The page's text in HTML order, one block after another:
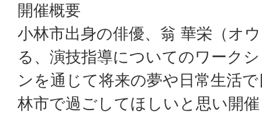
開催概要
小林市出身の俳優、翁 華栄（オ
る、演技指導についてのワーク
ンを通じて将来の夢や日常生活
林市で過ごしてほしいと思い開